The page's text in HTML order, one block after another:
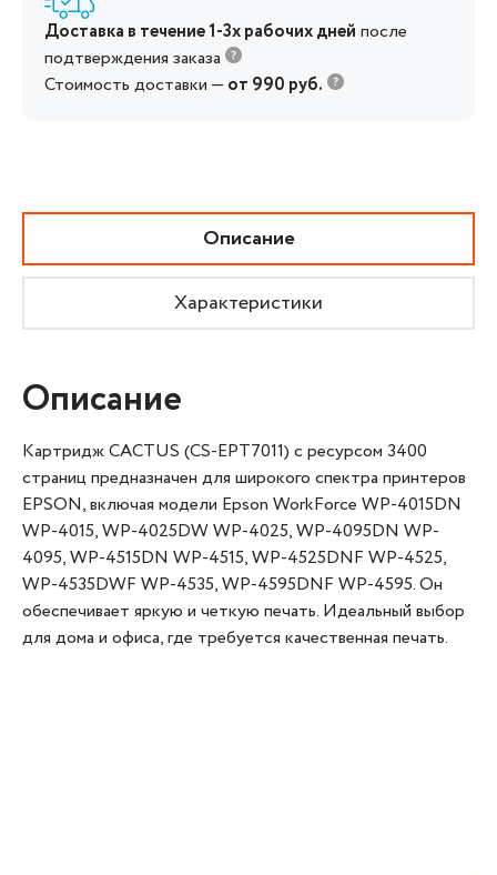
Доставка в течение 1-3х рабочих дней после
подтверждения заказа
Стоимость доставки — от 990 руб.
Описание
Характеристики
Описание
Картридж CACTUS (CS-EPT7011) с ресурсом 3400
страниц предназначен для широкого спектра принтеров
EPSON, включая модели Epson WorkForce WP-4015DN
WP-4015, WP-4025DW WP-4025, WP-4095DN WP-
4095, WP-4515DN WP-4515, WP-4525DNF WP-4525,
WP-4535DWF WP-4535, WP-4595DNF WP-4595. Он
обеспечивает яркую и четкую печать. Идеальный выбор
для дома и офиса, где требуется качественная печать.